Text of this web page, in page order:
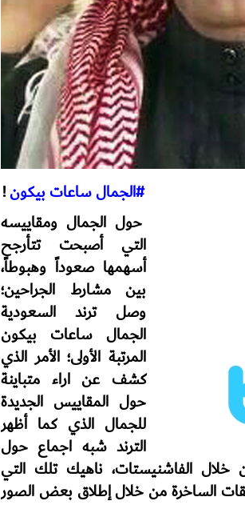
#الجمال ساعات بيكون!
حول الجمال ومقاييسه
التي أصبحت تتأرجح
أسهمها صعوداً وهبوطاً،
بين مشارط الجراحين؛
وصل ترند السعودية
الجمال ساعات بيكون
المرتبة الأولى؛ الأمر الذي
كشف عن اراء متباينة
حول المقاييس الجديدة
للجمال الذي كما أظهر
الترند شبه اجماع حول
خلال الفاشنيستات، ناهيك تلك التي
الساخرة من خلال إطلاق بعض الصور